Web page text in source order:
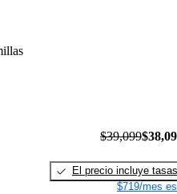
$39,099
El precio incluye tasas
$719/mes